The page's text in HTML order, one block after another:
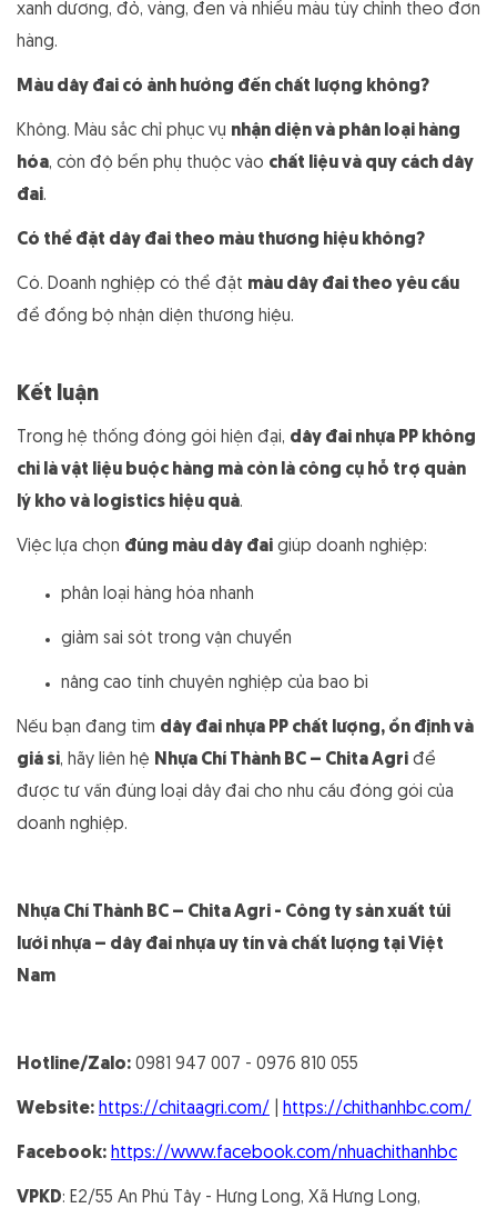
xanh dương, đỏ, vàng, đen và nhiều màu tùy chỉnh theo đơn
hàng.
Màu dây đai có ảnh hưởng đến chất lượng không?
Không. Màu sắc chỉ phục vụ nhận diện và phân loại hàng
hóa, còn độ bền phụ thuộc vào chất liệu và quy cách dây
đai.
Có thể đặt dây đai theo màu thương hiệu không?
Có. Doanh nghiệp có thể đặt màu dây đai theo yêu cầu
để đồng bộ nhận diện thương hiệu.
Kết luận
Trong hệ thống đóng gói hiện đại, dây đai nhựa PP không
chỉ là vật liệu buộc hàng mà còn là công cụ hỗ trợ quản
lý kho và logistics hiệu quả.
Việc lựa chọn đúng màu dây đai giúp doanh nghiệp:
phân loại hàng hóa nhanh
giảm sai sót trong vận chuyển
nâng cao tính chuyên nghiệp của bao bì
Nếu bạn đang tìm dây đai nhựa PP chất lượng, ổn định và
giá sỉ, hãy liên hệ Nhựa Chí Thành BC – Chita Agri để
được tư vấn đúng loại dây đai cho nhu cầu đóng gói của
doanh nghiệp.
Nhựa Chí Thành BC – Chita Agri - Công ty sản xuất túi
lưới nhựa – dây đai nhựa uy tín và chất lượng tại Việt
Nam
Hotline/Zalo: 0981 947 007 - 0976 810 055
Website: https://chitaagri.com/ https://chithanhbc.com/
Facebook: https://www.facebook.com/nhuachithanhbc
VPKD: E2/55 An Phú Tây - Hưng Long, Xã Hưng Long,